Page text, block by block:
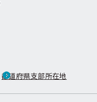
都道府県支部所在地